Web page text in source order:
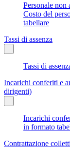
Personale non
Costo del
tabellare
Tassi di assenza
Tassi di
Incarichi conferiti e
dirigenti)
Incarichi
in formato
Contrattazione